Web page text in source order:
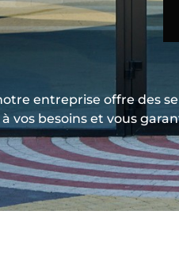
entreprise offre des
vos besoins et vous